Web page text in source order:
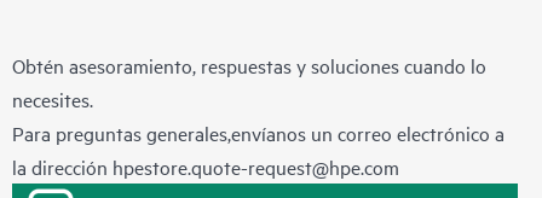
Obtén asesoramiento, respuestas y soluciones cuando lo
necesites.
Para preguntas generales,envíanos un correo electrónico a
la dirección hpestore.quote-request@hpe.com